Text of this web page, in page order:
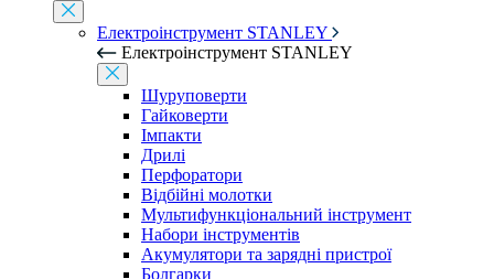
Електроінструмент STANLEY
Електроінструмент STANLEY
Шуруповерти
Гайковерти
Імпакти
Дрилі
Перфоратори
Відбійні молотки
Мультифункціональний інструмент
Набори інструментів
Акумулятори та зарядні пристрої
Болгарки